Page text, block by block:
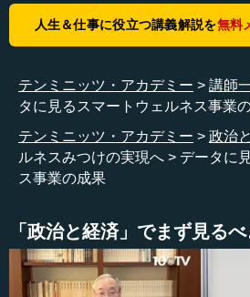
また、緑で示されている地域コミ
せ、相互を公共交通でつなげていく
そして、2つあるまちの中心市街地
街地として形成し、それぞれに施設
を公共交通のコミュニティバスでつ
このように、都市全体の設計を提案
システムも、この都市設計の中に組
うな地域活性化モデルケースが、そ
ィ構想のベースになりました。
人生＆仕事に役立つ講義解説を無料
テンミニッツ・アカデミー 講師
タに見るスマートウェルネス事業
テンミニッツ・アカデミー
政治
ルネスみつけの実現へ
データに
ス事業の成果
「政治と経済」でまず見る